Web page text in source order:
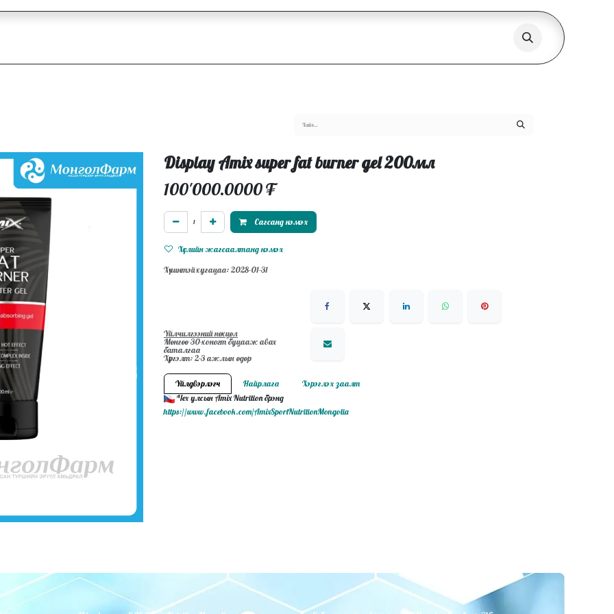
Display Amix super fat burner gel 200мл
100'000.0000₮
Сагсанд нэмэх
Хүслийн жагсаалтанд нэмэх
Хүчинтэй хугацаа: 2028-01-31
Үйлчилгээний нөхцөл
Мөнгөө 30-хоногт буцааж авах
баталгаа
Хүргэлт: 2-3 ажлын өдөр
Үйлдвэрлэгч Найрлага
Хэрэглэх заалт
Чех улсын Amix Nutrition брэнд
https://www.facebook.com/AmixSportNutritionMongolia